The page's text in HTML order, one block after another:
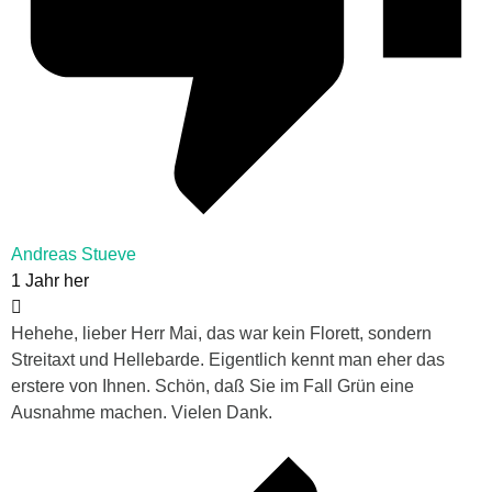
Andreas Stueve
1 Jahr her
Hehehe, lieber Herr Mai, das war kein Florett, sondern
Streitaxt und Hellebarde. Eigentlich kennt man eher das
erstere von Ihnen. Schön, daß Sie im Fall Grün eine
Ausnahme machen. Vielen Dank.